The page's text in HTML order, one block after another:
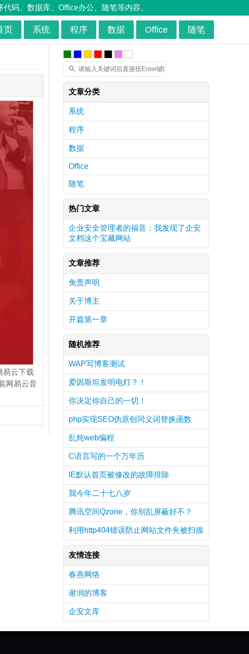
码、数据库、Office办公、随笔等内容。
页 系统 程序 数据 Office 随笔
易云下载
网易云音
文章分类
系统
程序
数据
Office
随笔
热门文章
企业安全管理者的福音：我发现了企安
文档这个宝藏网站
文章推荐
免责声明
关于博主
开篇第一章
随机推荐
WAP写博客测试
爱因斯坦发明电灯？！
你决定你自己的一切！
php实现SEO伪原创同义词替换函数
乱炖web编程
C语言写的一个万年历
IE默认首页被修改的故障排除
我今年二十七八岁
腾讯空间Qzone，你别乱屏蔽好不？
利用http404错误防止网站文件夹被扫描
友情连接
春燕网络
谢润的博客
企安文库